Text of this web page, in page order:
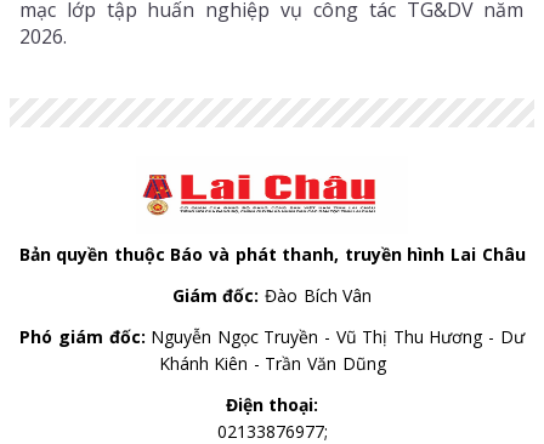
mạc lớp tập huấn nghiệp vụ công tác TG&DV năm
2026.
Bản quyền thuộc Báo và phát thanh, truyền hình Lai Châu
Giám đốc: Đào Bích Vân
Phó giám đốc: Nguyễn Ngọc Truyền - Vũ Thị Thu Hương - Dư
Khánh Kiên - Trần Văn Dũng
Điện thoại:
02133876977;